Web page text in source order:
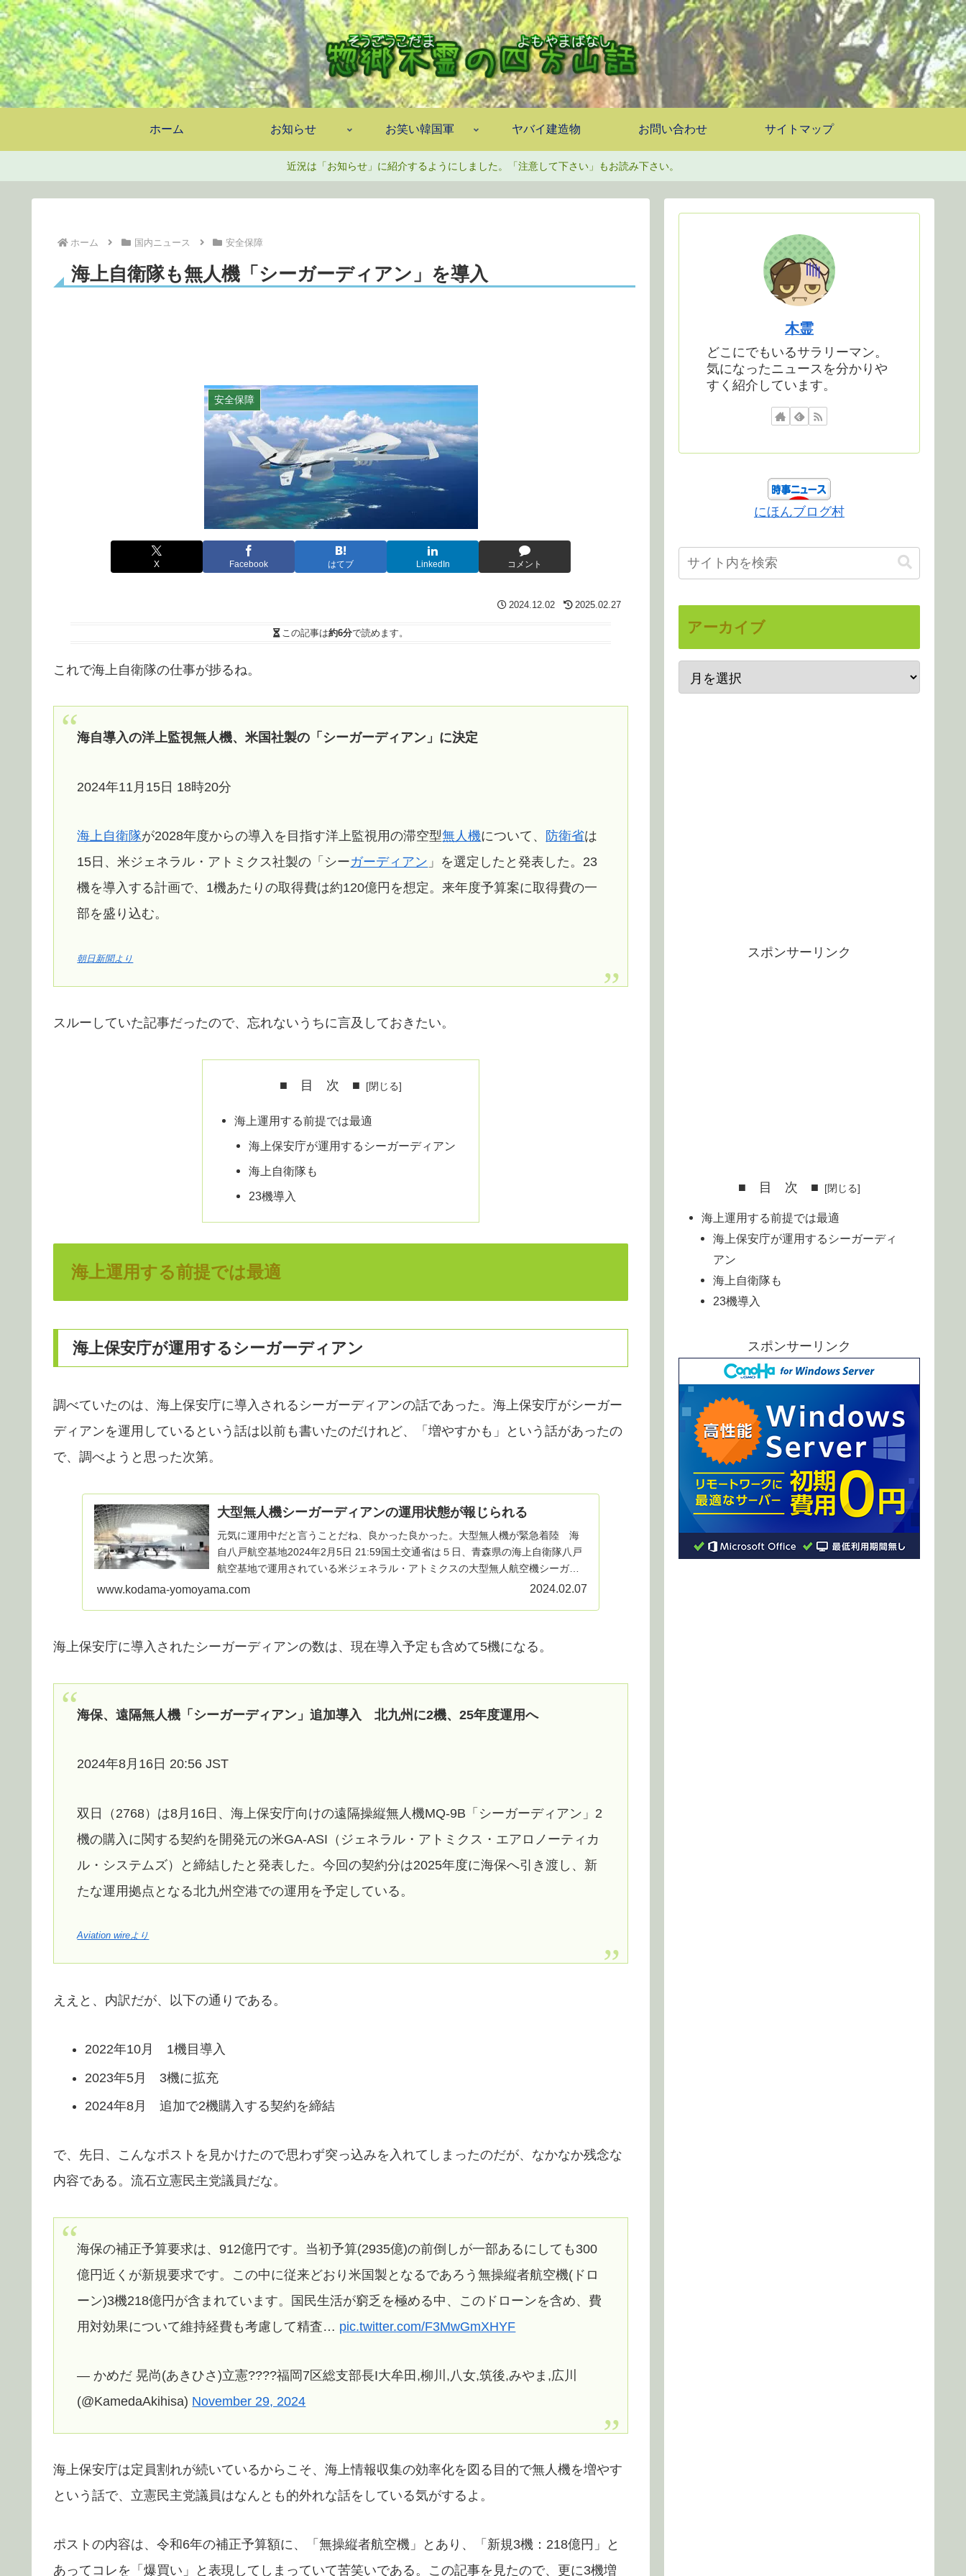
ホーム お知らせ お笑い韓国軍 ヤバイ建造物 お問い合わせ サイトマップ
近況は「お知らせ」に紹介するようにしました。「注意して下さい」もお読み下さい。
ホーム 国内ニュース 安全保障
海上自衛隊も無人機「シーガーディアン」を導入
安全保障
X Facebook はてブ LinkedIn コメント
2024.12.02 2025.02.27
この記事は約6分で読めます。
これで海上自衛隊の仕事が捗るね。
海自導入の洋上監視無人機、米国社製の「シーガーディアン」に決定
2024年11月15日 18時20分
海上自衛隊が2028年度からの導入を目指す洋上監視用の滞空型無人機について、 防衛省は
15日、米ジェネラル・アトミクス社製の「シーガーディアン 」を選定したと発表した。23
機を導入する計画で、1機あたりの取得費は約120億円を想定。来年度予算案に取得費の一
部を盛り込む。
朝日新聞より
スルーしていた記事だったので、忘れないうちに言及しておきたい。
■ 目 次 ■
海上運用する前提では最適
海上保安庁が運用するシーガーディアン
海上自衛隊も
23機導入
海上運用する前提では最適
海上保安庁が運用するシーガーディアン
調べていたのは、海上保安庁に導入されるシーガーディアンの話であった。海上保安庁がシーガー
ディアンを運用しているという話は以前も書いたのだけれど、「増やすかも」という話があったの
で、調べようと思った次第。
大型無人機シーガーディアンの運用状態が報じられる
元気に運用中だと言うことだね、良かった良かった。大型無人機が緊急着陸 海
自八戸航空基地2024年2月5日 21:59国土交通省は５日、青森県の海上自衛隊八戸
航空基地で運用されている米ジェネラル・アトミクスの大型無人航空機シーガー
ディアンが１...
www.kodama-yomoyama.com 2024.02.07
海上保安庁に導入されたシーガーディアンの数は、現在導入予定も含めて5機になる。
海保、遠隔無人機「シーガーディアン」追加導入 北九州に2機、25年度運用へ
2024年8月16日 20:56 JST
双日（2768）は8月16日、海上保安庁向けの遠隔操縦無人機MQ-9B「シーガーディアン」2
機の購入に関する契約を開発元の米GA-ASI（ジェネラル・アトミクス・エアロノーティカ
ル・システムズ）と締結したと発表した。今回の契約分は2025年度に海保へ引き渡し、新
たな運用拠点となる北九州空港での運用を予定している。
Aviation wireより
ええと、内訳だが、以下の通りである。
2022年10月 1機目導入
2023年5月 3機に拡充
2024年8月 追加で2機購入する契約を締結
で、先日、こんなポストを見かけたので思わず突っ込みを入れてしまったのだが、なかなか残念な
内容である。流石立憲民主党議員だな。
海保の補正予算要求は、912億円です。当初予算(2935億)の前倒しが一部あるにしても300
億円近くが新規要求です。この中に従来どおり米国製となるであろう無操縦者航空機(ドロ
ーン)3機218億円が含まれています。国民生活が窮乏を極める中、このドローンを含め、費
用対効果について維持経費も考慮して精査… pic.twitter.com/F3MwGmXHYF
— かめだ 晃尚(あきひさ)立憲????福岡7区総支部長I大牟田,柳川,八女,筑後,みやま,広川
(@KamedaAkihisa) November 29, 2024
海上保安庁は定員割れが続いているからこそ、海上情報収集の効率化を図る目的で無人機を増やす
という話で、立憲民主党議員はなんとも的外れな話をしている気がするよ。
ポストの内容は、令和6年の補正予算額に、「無操縦者航空機」とあり、「新規3機：218億円」と
あってコレを「爆買い」と表現してしまっていて苦笑いである。この記事を見たので、更に3機増
木霊
どこにでもいるサラリーマン。
気になったニュースを分かりや
すく紹介しています。
にほんブログ村
アーカイブ
スポンサーリンク
■ 目 次 ■
海上運用する前提では最適
海上保安庁が運用するシーガーディ
アン
海上自衛隊も
23機導入
スポンサーリンク